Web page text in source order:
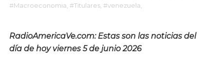
#Macroeconomia, #Titulares, #venezuela,
RadioAmericaVe.com: Estas son las noticias del
día de hoy viernes 5 de junio 2026